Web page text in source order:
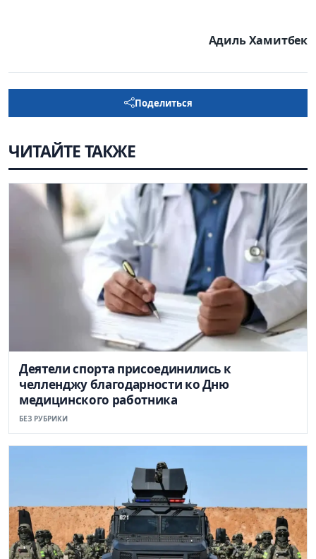
Адиль Хамитбек
Поделиться
ЧИТАЙТЕ ТАКЖЕ
Деятели спорта присоединились к
челленджу благодарности ко Дню
медицинского работника
БЕЗ РУБРИКИ